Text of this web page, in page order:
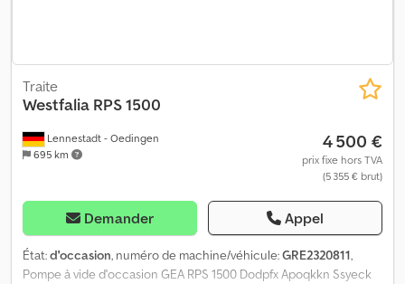
Lennestadt - Oedingen
695 km
Traite
Westfalia RPS 1500
4 500 €
prix fixe hors TVA
(5 355 € brut)
Demander Appel
État:d'occasion, numéro de machine/véhicule:GRE2320811,
Pompe à vide d'occasion GEA RPS 1500 Dodpfx Apoqkkn Ssyeck